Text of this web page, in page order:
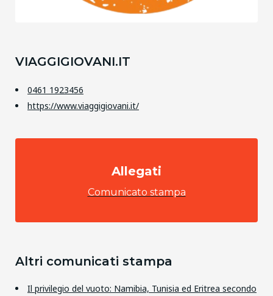
VIAGGIGIOVANI.IT
0461 1923456
https://www.viaggigiovani.it/
Allegati
Comunicato stampa
Altri comunicati stampa
Il privilegio del vuoto: Namibia, Tunisia ed Eritrea secondo